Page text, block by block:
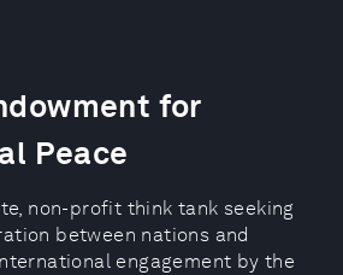
for
Peace
non-profit think tank seeking
between nations and
engagement by the